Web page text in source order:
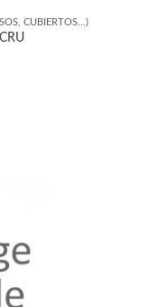
CUBIERTOS...)